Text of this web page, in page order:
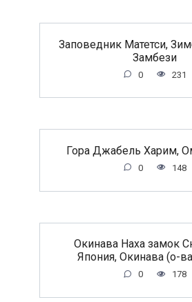
Заповедник Матетси,
Замбези
0 231
Гора Джабель Харим,
0 148
Окинава Наха замок
Япония, Окинава (о-
0 178